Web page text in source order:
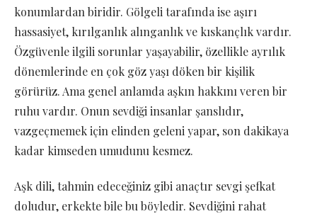
konumlardan biridir. Gölgeli tarafında ise aşırı
hassasiyet, kırılganlık alınganlık ve kıskançlık vardır.
Özgüvenle ilgili sorunlar yaşayabilir, özellikle ayrılık
dönemlerinde en çok göz yaşı döken bir kişilik
görürüz. Ama genel anlamda aşkın hakkını veren bir
ruhu vardır. Onun sevdiği insanlar şanslıdır,
vazgeçmemek için elinden geleni yapar, son dakikaya
kadar kimseden umudunu kesmez.
Aşk dili, tahmin edeceğiniz gibi anaçtır sevgi şefkat
doludur, erkekte bile bu böyledir. Sevdiğini rahat